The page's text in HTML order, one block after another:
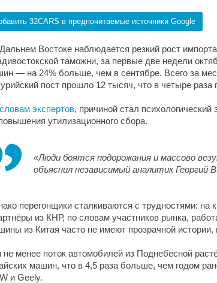
32CARS в предпочитаемые источники Google
Востоке наблюдается резкий рост
таможни, за первые две недели
— на 24% больше, чем в сентябре. Всего за
пост прошло 12 тысяч, что в четыре
экспертов, причиной стал
утилизационного сбора.
«Люди боятся подорожания и массово
объяснил независимый аналитик Георгий
перегонщики сталкиваются с трудностями: на
из КНР, по словам участников рынка,
из Китая часто не имеют прозрачной истории,
не менее поток автомобилей из Поднебесной
машин, что в 4,5 раза больше, чем годом
и Geely.